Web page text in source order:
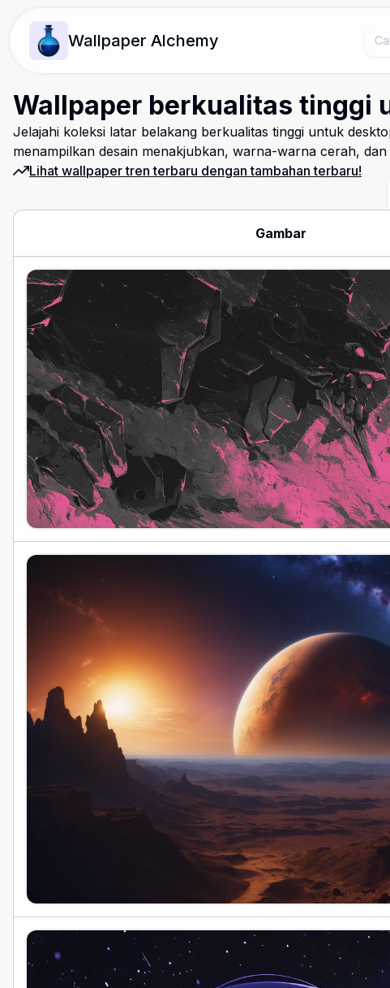
Wallpaper Alchemy
Wallpaper berkualitas tinggi
Jelajahi koleksi latar belakang berkualitas tinggi untuk
menampilkan desain menakjubkan, warna-warna cerah,
Lihat wallpaper tren terbaru dengan tambahan terbaru!
Gambar